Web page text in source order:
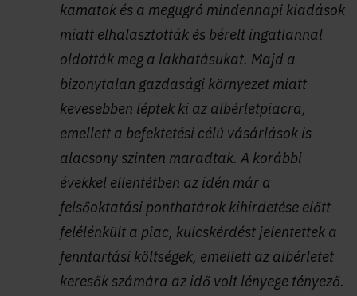
kamatok és a megugró mindennapi kiadások
miatt elhalasztották és bérelt ingatlannal
oldották meg a lakhatásukat. Majd a
bizonytalan gazdasági környezet miatt
kevesebben léptek ki az albérletpiacra,
emellett a befektetési célú vásárlások is
alacsony szinten maradtak. A korábbi
évekkel ellentétben az idén már a
felsőoktatási ponthatárok kihirdetése előtt
felélénkült a piac, kulcskérdést jelentettek a
fenntartási költségek, emellett az albérletet
keresők számára az idő volt lényege tényező.